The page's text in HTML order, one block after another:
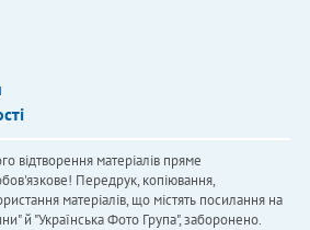
відтворення матеріалів пряме
Передрук, копіювання,
матеріалів, що містять посилання на
й "Українська Фото Група", заборонено.